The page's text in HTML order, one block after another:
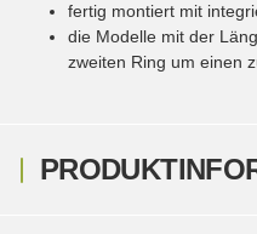
fertig montiert mit
die Modelle mit der
zweiten Ring um einen